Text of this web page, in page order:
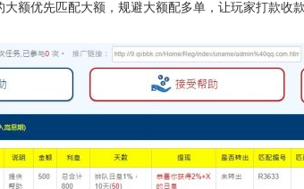
大额优先匹配大额，规避大额配多单，让玩家打款收